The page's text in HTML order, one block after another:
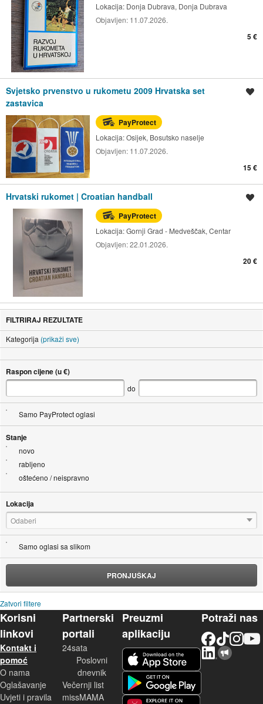
Lokacija: Donja Dubrava, Donja Dubrava
Objavljen: 11.07.2026.
5 €
Svjetsko prvenstvo u rukometu 2009 Hrvatska set
zastavica
PayProtect
Lokacija:Osijek, Bosutsko naselje
Objavljen: 11.07.2026.
15 €
Hrvatski rukomet | Croatian handball
PayProtect
Lokacija:Gornji Grad - Medveščak, Centar
Objavljen:22.01.2026.
20 €
FILTRIRAJ REZULTATE
Kategorija (prikaži sve)
Raspon cijene (u €)
do
Samo PayProtect oglasi
Stanje
novo
rabljeno
oštećeno / neispravno
Lokacija
Odaberi
Samo oglasi sa slikom
PRONJUŠKAJ
Zatvori filtere
Korisni
linkovi
Kontakt i
pomoć
O nama
Oglašavanje
Uvjeti i pravila
Partnerski
portali
24sata
Poslovni
dnevnik
Večernji list
missMAMA
Preuzmi
aplikaciju
Potraži nas